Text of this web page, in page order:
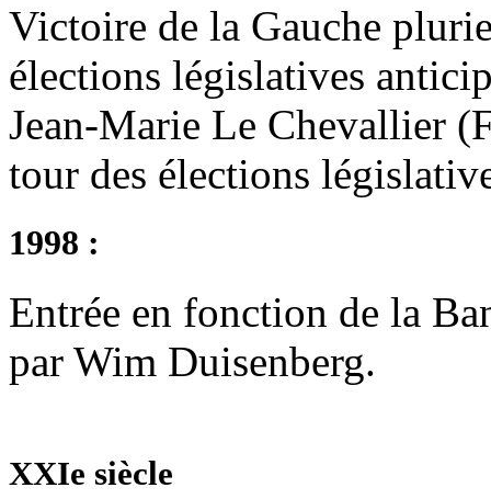
Victoire de la Gauche
élections législatives
Jean-Marie Le Chevallier
tour des élections
1998 :
Entrée en fonction de la
par Wim Duisenberg.
XXIe siècle